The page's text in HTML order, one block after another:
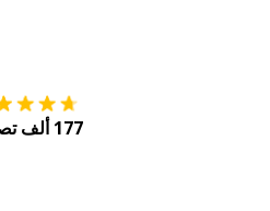
177 ألف تصنيف